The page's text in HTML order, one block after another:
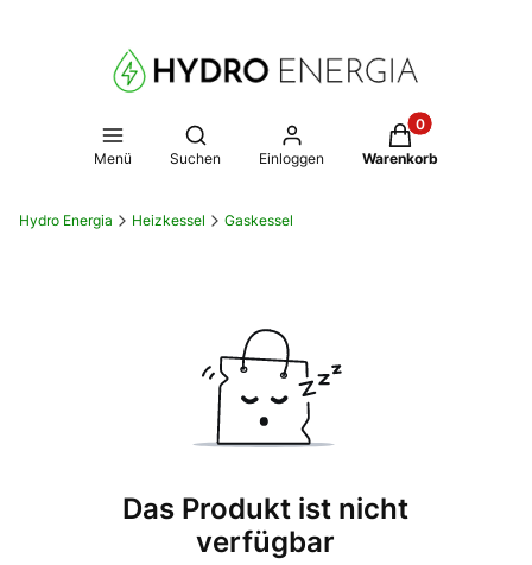
Menü
Suchmaschine öffnen
Suchen Einloggen
Produkte im
Warenkorb
Hydro Energia Heizkessel Gaskessel
Das Produkt ist nicht
verfügbar